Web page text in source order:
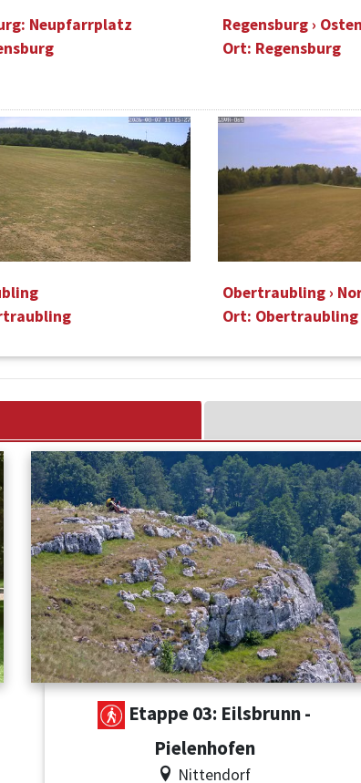
Neupfarrplatz
Regensburg › Osten
Ort: Regensburg
Obertraubling ›
Ort: Obertraubling
Etappe 03: Eilsbrunn -
Pielenhofen
Nittendorf